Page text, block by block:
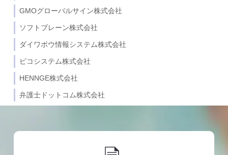
GMOグローバルサイン株式会社
ソフトブレーン株式会社
ダイワボウ情報システム株式会社
ピコシステム株式会社
HENNGE株式会社
弁護士ドットコム株式会社